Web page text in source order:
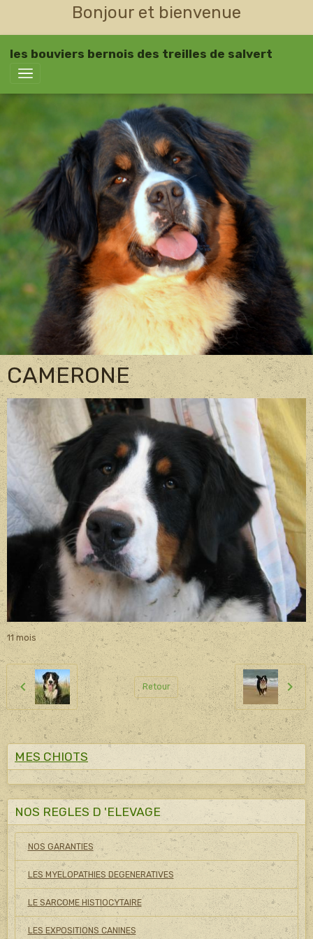
Bonjour et bienvenue
les bouviers bernois des treilles de salvert
CAMERONE
11 mois
Retour
MES CHIOTS
NOS REGLES D 'ELEVAGE
NOS GARANTIES
LES MYELOPATHIES DEGENERATIVES
LE SARCOME HISTIOCYTAIRE
LES EXPOSITIONS CANINES